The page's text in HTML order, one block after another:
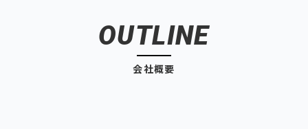
OUTLINE
会社概要